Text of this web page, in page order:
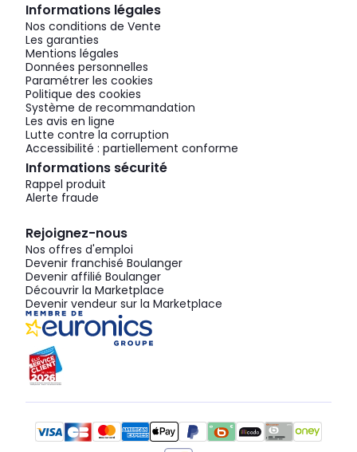
Informations légales
Nos conditions de Vente
Les garanties
Mentions légales
Données personnelles
Paramétrer les cookies
Politique des cookies
Système de recommandation
Les avis en ligne
Lutte contre la corruption
Accessibilité : partiellement conforme
Informations sécurité
Rappel produit
Alerte fraude
Rejoignez-nous
Nos offres d'emploi
Devenir franchisé Boulanger
Devenir affilié Boulanger
Découvrir la Marketplace
Devenir vendeur sur la Marketplace